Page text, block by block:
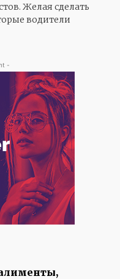
Желая сделать
водители
-